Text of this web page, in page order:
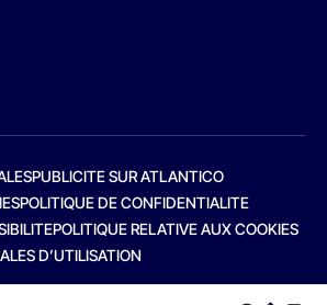
PUBLICITE SUR ATLANTICO
POLITIQUE DE CONFIDENTIALITE
POLITIQUE RELATIVE AUX COOKIES
D’UTILISATION